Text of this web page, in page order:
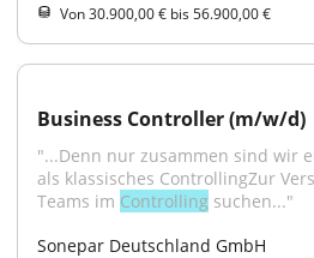
Von 30.900,00 € bis 56.900,00 €
Business Controller (m/w/d)
"...Denn nur zusammen sind wir
als klassisches ControllingZur
Teams im Controlling suchen..."
Sonepar Deutschland GmbH